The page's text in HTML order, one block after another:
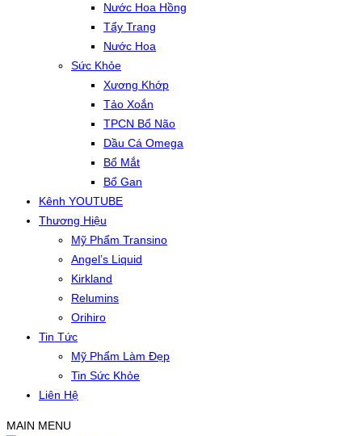
Nước Hoa Hồng
Tẩy Trang
Nước Hoa
Sức Khỏe
Xương Khớp
Tảo Xoắn
TPCN Bổ Não
Dầu Cá Omega
Bổ Mắt
Bổ Gan
Kênh YOUTUBE
Thương Hiệu
Mỹ Phẩm Transino
Angel’s Liquid
Kirkland
Relumins
Orihiro
Tin Tức
Mỹ Phẩm Làm Đẹp
Tin Sức Khỏe
Liên Hệ
MAIN MENU